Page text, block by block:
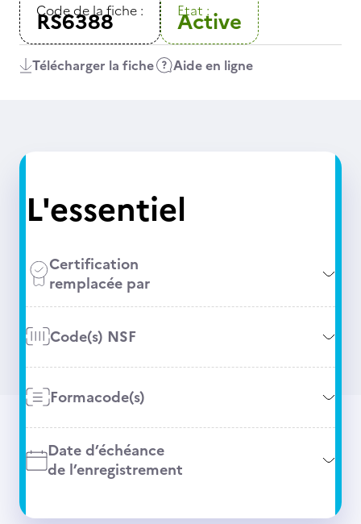
Code de la fiche :
RS6388 Etat :
Active
Télécharger la fiche Aide en ligne
L'essentiel
Certification
remplacée par
Code(s) NSF
Formacode(s)
Date d’échéance
de l’enregistrement